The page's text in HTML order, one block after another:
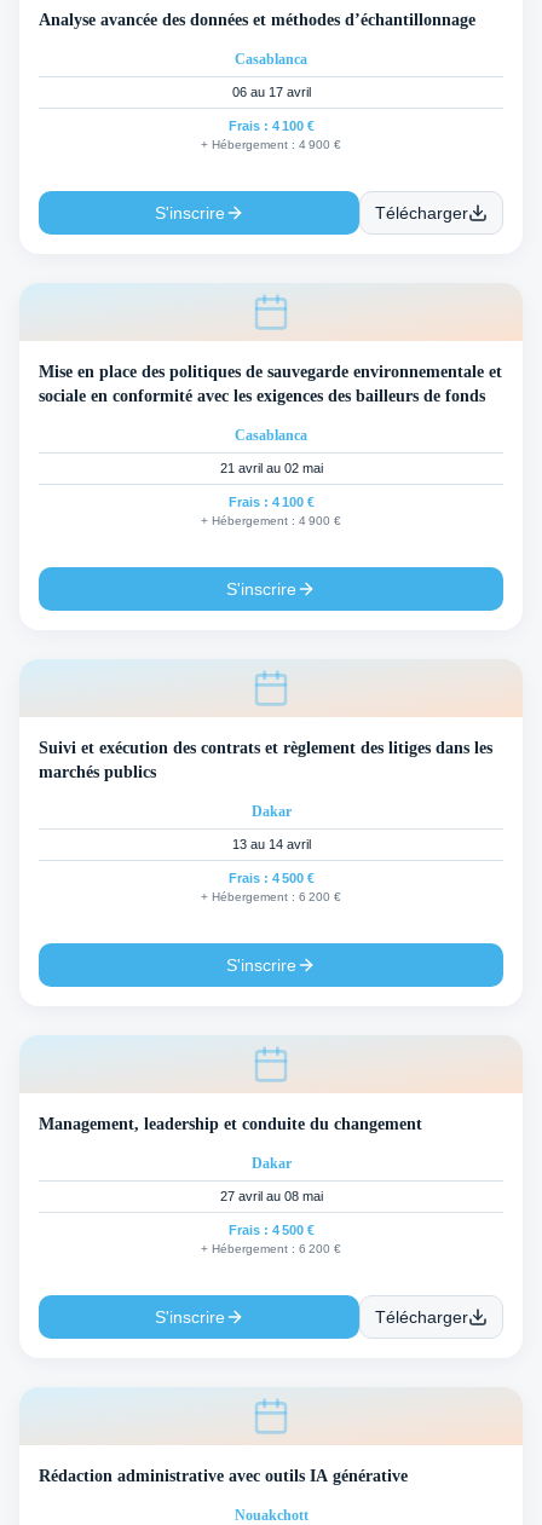
Analyse avancée des données et méthodes d’échantillonnage
Casablanca
06 au 17 avril
Frais : 4 100 €
+ Hébergement : 4 900 €
S'inscrire Télécharger
Mise en place des politiques de sauvegarde environnementale et
sociale en conformité avec les exigences des bailleurs de fonds
Casablanca
21 avril au 02 mai
Frais : 4 100 €
+ Hébergement : 4 900 €
S'inscrire
Suivi et exécution des contrats et règlement des litiges dans les
marchés publics
Dakar
13 au 14 avril
Frais : 4 500 €
+ Hébergement : 6 200 €
S'inscrire
Management, leadership et conduite du changement
Dakar
27 avril au 08 mai
Frais : 4 500 €
+ Hébergement : 6 200 €
S'inscrire Télécharger
Rédaction administrative avec outils IA générative
Nouakchott